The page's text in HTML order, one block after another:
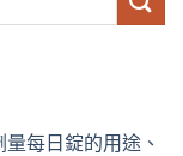
每日錠的用途、